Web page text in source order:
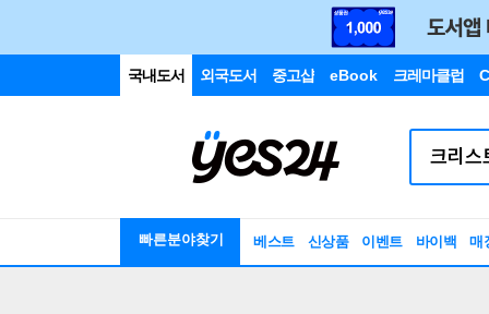
국내도서 외국도서 중고샵 eBook 크레마클럽
빠른분야찾기 베스트 신상품 이벤트 바이백 매